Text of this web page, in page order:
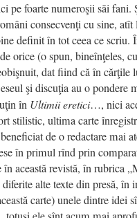
pe foarte numeroşii săi fani.
consecvenţi cu sine,
definit în tot ceea ce scriu.
orice (o spun, bineînţeles,
dat fiind că în cărţile
şi discuţia au o pondere
în Ultimii eretici…, nici
stilistic, ultima carte
de o redactare mai
în primul rînd prin
în această revistă, în rubrica
alte texte din presă,
carte) unele dintre idei